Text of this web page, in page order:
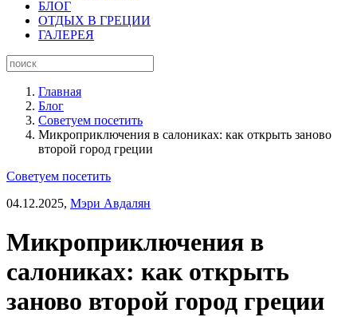
БЛОГ
ОТДЫХ В ГРЕЦИИ
ГАЛЕРЕЯ
Главная
Блог
Советуем посетить
Микроприключения в салониках: как открыть заново
второй город греции
Советуем посетить
04.12.2025, Мэри Авдалян
Микроприключения в
салониках: как открыть
заново второй город греции